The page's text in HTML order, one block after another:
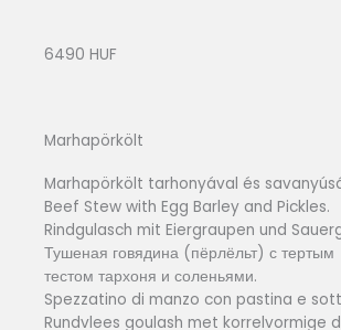
6490 HUF
Marhapörkölt
Marhapörkölt tarhonyával és
Beef Stew with Egg Barley and Pickles.
Rindgulasch mit Eiergraupen und
Тушеная говядина (пёрлёльт) с тертым
тестом тархоня и соленьями.
Spezzatino di manzo con pastina e
Rundvlees goulash met korrelvormige